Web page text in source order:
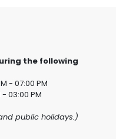
the following
- 07:00 PM
- 03:00 PM
public holidays.)